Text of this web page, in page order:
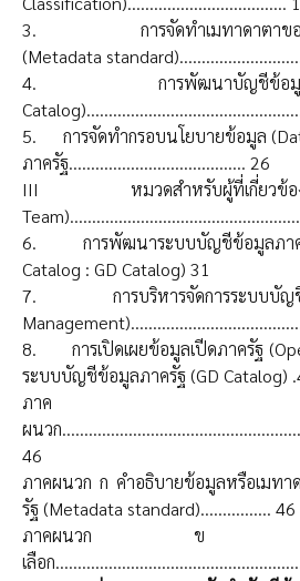
3. การจัดทำเมทาดาตาของขุ
(Metadata
4. การพัฒนาบัญชีข้อมูลขอ
5. การจัดทำกรอบนโยบายข้อมูล
ภาครัฐ........................................ 26
III หมวดสำหรับผู้ที่เกี่ยวข้องเ
6. การพัฒนาระบบบัญชีข้อมูลภาครั
Catalog : GD Catalog) 31
7. การบริหารจัดการระบบบัญชี
8. การเปิดเผยข้อมูลเปีดภาครัฐ
ระบบบัญชีข้อมูลภาครัฐ (GD Catalog)
ภาค
ผนวก
46
ภาคผนวก ก คำอธิบายข้อมูลหรือเมท
รัฐ (Metadata standard)................ 46
ภาคผนวก ข คำอธิบาย
เลือก